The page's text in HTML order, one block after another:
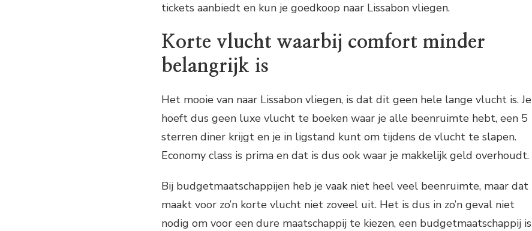
tickets aanbiedt en kun je goedkoop naar Lissabon vliegen.
Korte vlucht waarbij comfort minder
belangrijk is
Het mooie van naar Lissabon vliegen, is dat dit geen hele lange vlucht is. Je
hoeft dus geen luxe vlucht te boeken waar je alle beenruimte hebt, een 5
sterren diner krijgt en je in ligstand kunt om tijdens de vlucht te slapen.
Economy class is prima en dat is dus ook waar je makkelijk geld overhoudt.
Bij budgetmaatschappijen heb je vaak niet heel veel beenruimte, maar dat
maakt voor zo’n korte vlucht niet zoveel uit. Het is dus in zo’n geval niet
nodig om voor een dure maatschappij te kiezen, een budgetmaatschappij is